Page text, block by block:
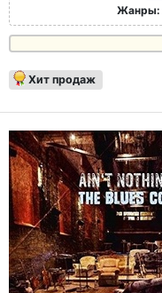
Жанры:
Хит продаж